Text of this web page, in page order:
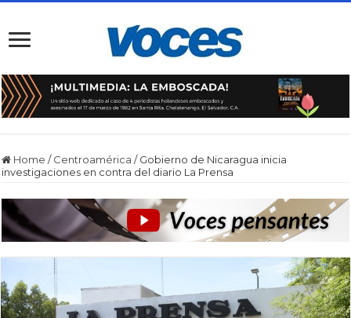
Home / Centroamérica / Gobierno de Nicaragua inicia
investigaciones en contra del diario La Prensa